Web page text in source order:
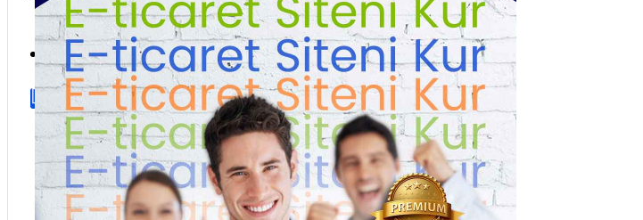
Üye ol
Sepetinize henüz ekleme yapmadınız!